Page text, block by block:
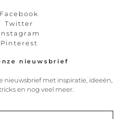
Facebook
Twitter
Pinterest
nieuwsbrief
nieuwsbrief met inspiratie, ideeën,
en nog veel meer.